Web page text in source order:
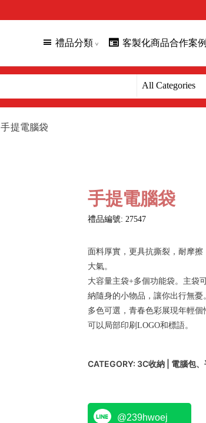
禮品分類 客製化商品合作案
手提電腦袋
手提電腦袋
禮品編號: 27547
面料厚實，更具抗撕裂，耐摩
大氣。
大容量主袋+多個功能袋。主袋
納隨身的小物品，讓你出行無憂
多色可選，青春色彩展現年輕個
可以局部印刷LOGO和標語。
CATEGORY: 3C收納 | 電腦包
@239hwoej